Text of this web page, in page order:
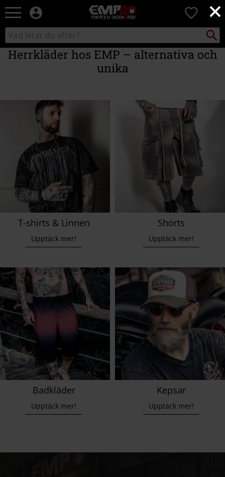
×
EMP
-
Musik,
TV
&
Spelmerch
0
Sök
i
katalogen
Sök
Herrkläder hos EMP – alternativa och
unika
T-shirts & Linnen
Upptäck mer!
Shorts
Upptäck mer!
Badkläder
Upptäck mer!
Kepsar
Upptäck mer!